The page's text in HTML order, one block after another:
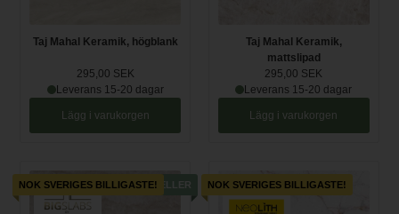
Taj Mahal Keramik, högblank
295,00 SEK
Leverans 15-20 dagar
Lägg i varukorgen
Taj Mahal Keramik,
mattslipad
295,00 SEK
Leverans 15-20 dagar
Lägg i varukorgen
BESTSELLER
NOK SVERIGES BILLIGASTE! NOK SVERIGES BILLIGASTE!